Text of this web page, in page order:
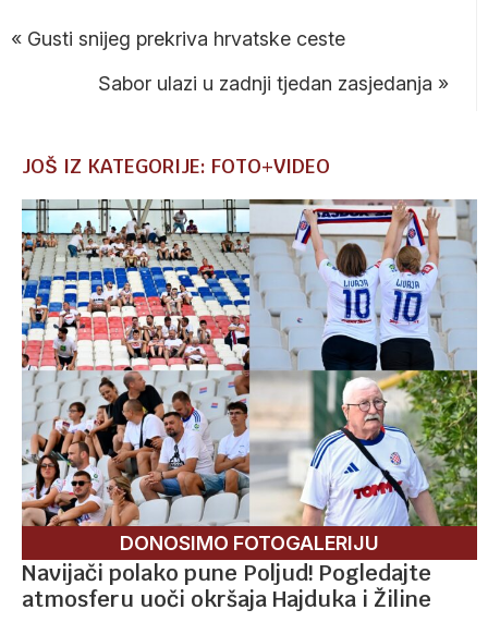
« Gusti snijeg prekriva hrvatske ceste
Sabor ulazi u zadnji tjedan zasjedanja »
JOŠ IZ KATEGORIJE: FOTO+VIDEO
DONOSIMO FOTOGALERIJU
Navijači polako pune Poljud! Pogledajte
atmosferu uoči okršaja Hajduka i Žiline